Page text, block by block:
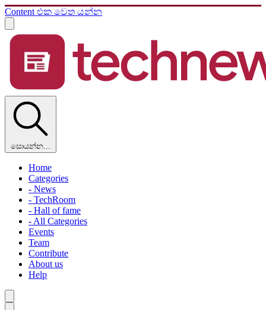
Content එක වෙත යන්න
සොයන්න...
Home
Categories
- News
- TechRoom
- Hall of fame
- All Categories
Events
Team
Contribute
About us
Help